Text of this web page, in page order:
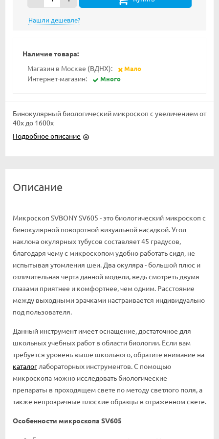
Наличие товара:
Магазин в Москве (ВДНХ):
Мало
Интернет-магазин: Много
Бинокулярный биологический микроскоп с увеличением от
40x до 1600x
Подробное описание
Описание
Микроскоп SVBONY SV605 - это биологический микроскоп с
бинокулярной поворотной визуальной насадкой. Угол
наклона окулярных тубусов составляет 45 градусов,
благодаря чему с микроскопом удобно работать сидя, не
испытывая утомления шеи. Два окуляра - большой плюс и
отличительная черта данной модели, ведь смотреть двумя
глазами приятнее и комфортнее, чем одним. Расстояние
между выходными зрачками настраивается индивидуально
под пользователя.
Данный инструмент имеет оснащение, достаточное для
школьных учебных работ в области биологии. Если вам
требуется уровень выше школьного, обратите внимание на
каталог лабораторных инструментов. С помощью
микроскопа можно исследовать биологические
препараты в проходящем свете по методу светлого поля, а
также непрозрачные плоские образцы в отраженном свете.
Особенности микроскопа SV605